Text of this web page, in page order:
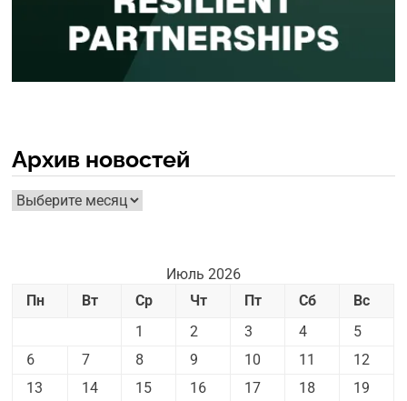
Архив новостей
Архив
новостей
Июль 2026
Пн
Вт Ср Чт Пт Сб
Вс
1
2 3 4
5
6
7 8 9 10 11
12
13
14 15 16 17 18
19